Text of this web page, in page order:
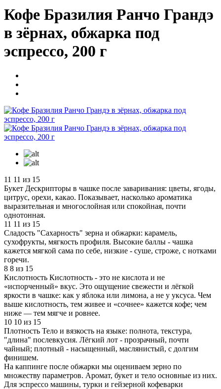
Кофе Бразилия Ранчо Грандэ
в зёрнах, обжарка под
эспрессо, 200 г
11 11 из 15
Букет Дескрипторы в чашке после заваривания: цветы, ягоды,
цитрус, орехи, какао. Показывает, насколько ароматика
выразительная и многослойная или спокойная, почти
однотонная.
11 11 из 15
Сладость "Сахарность" зерна и обжарки: карамель,
сухофрукты, мягкость профиля. Высокие баллы - чашка
кажется мягкой сама по себе, низкие - суше, строже, с нотками
горечи.
8 8 из 15
Кислотность Кислотность - это не кислота и не
«испорченный» вкус. Это ощущение свежести и лёгкой
яркости в чашке: как у яблока или лимона, а не у уксуса. Чем
выше кислотность, тем живее и «сочнее» кажется кофе; чем
ниже — тем мягче и ровнее.
10 10 из 15
Плотность Тело и вязкость на языке: полнота, текстура,
"длина" послевкусия. Лёгкий лот - прозрачный, почти
чайный; плотный - насыщенный, маслянистый, с долгим
финишем.
На каппинге после обжарки мы оцениваем зерно по
множеству параметров. Аромат, букет и тело основные из них.
Для эспрессо машины, турки и гейзерной кофеварки